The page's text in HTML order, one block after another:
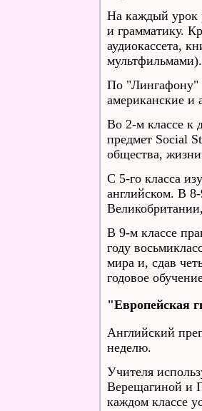
На каждый урок
и грамматику.
аудиокассета,
мультфильмами).
По "Лингафону"
американские и
Во 2-м классе к
предмет Social
общества,
С 5-го класса
английском. В
В 9-м классе
году
мира и, сдав
годовое
"Европейская
Английский
неделю.
Учителя
Верещагиной и
каждом классе